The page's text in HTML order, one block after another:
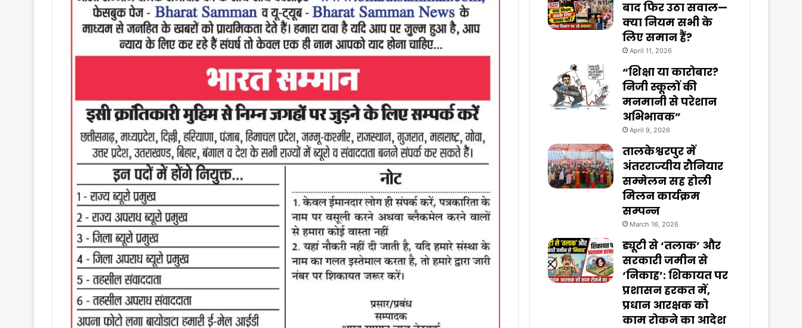
बाद फिर उठा सवाल—
क्या नियम सभी के
लिए समान हैं?
April 11, 2026
“शिक्षा या कारोबार?
निजी स्कूलों की
मनमानी से परेशान
अभिभावक”
April 9, 2026
तालकेश्वरपुर में
अंतरराज्यीय रौनियार
सम्मेलन सह होली
मिलन कार्यक्रम
सम्पन्न
March 16, 2026
ड्यूटी से ‘तलाक’ और
सरकारी जमीन से
‘निकाह’: शिकायत पर
प्रशासन हरकत में,
प्रधान आरक्षक को
काम रोकने का आदेश